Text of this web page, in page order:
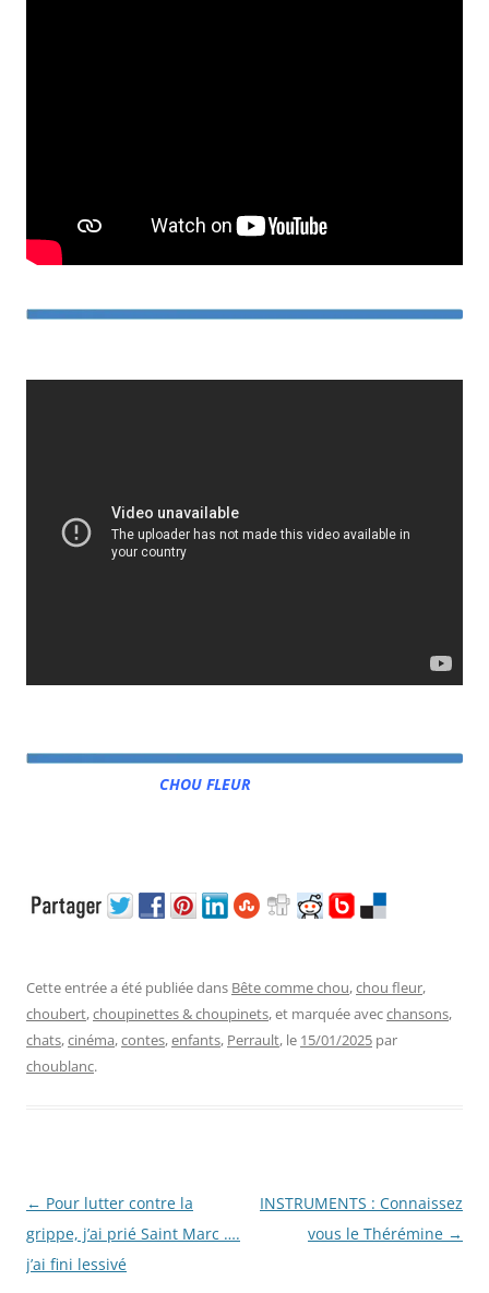
CHOU FLEUR
Cette entrée a été publiée dans Bête comme chou,chou fleur,
choubert,choupinettes & choupinets, et marquée avecchansons,
chats,cinéma,contes,enfants, Perrault, le 15/01/2025 par
choublanc.
Navigation
des
articles
← Pour lutter contre la
grippe, j’ai prié Saint Marc ….
j’ai fini lessivé
INSTRUMENTS : Connaissez
vous le Thérémine →